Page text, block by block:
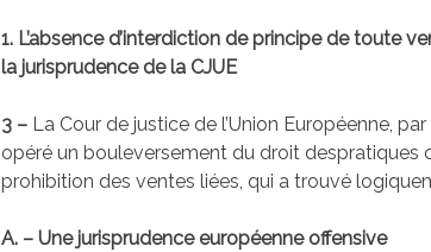
1. L’absence d’interdiction de principe de toute
la jurisprudence de la CJUE
3 – La Cour de justice de l’Union Européenne,
opéré un bouleversement du droit
prohibition des ventes liées, qui a trouvé
A. – Une jurisprudence européenne offensive